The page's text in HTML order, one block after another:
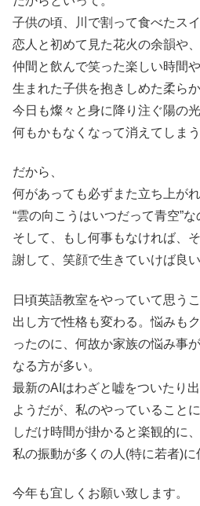
子供の頃、川で割って食べたスイ
恋人と初めて見た花火の余韻や、
仲間と飲んで笑った楽しい時間や
生まれた子供を抱きしめた柔らか
今日も燦々と身に降り注ぐ陽の光
何もかもなくなって消えてしまう
だから、
何があっても必ずまた立ち上がれ
“雲の向こうはいつだって青空”な
そして、もし何事もなければ、
謝して、笑顔で生きていけば良い
日頃英語教室をやっていて思う
出し方で性格も変わる。悩みも
ったのに、何故か家族の悩み事
なる方が多い。
最新のAIはわざと嘘をついたり
ようだが、私のやっていること
しだけ時間が掛かると楽観的に、
私の振動が多くの人(特に若者)に
今年も宜しくお願い致します。